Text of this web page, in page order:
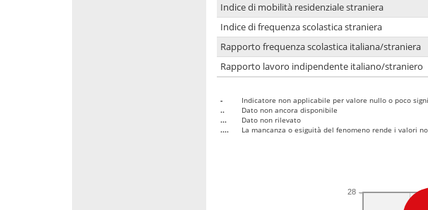
Indice di mobilità residenziale straniera
Indice di frequenza scolastica straniera
Rapporto frequenza scolastica italiana/straniera
Rapporto lavoro indipendente italiano/straniero
-
Indicatore non applicabile per valore nullo o poco
..
Dato non ancora disponibile
...
Dato non rilevato
....
La mancanza o esiguità del fenomeno rende i valori
28